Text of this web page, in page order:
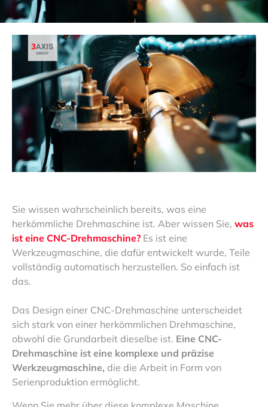
Sie wissen wahrscheinlich bereits, was eine
herkömmliche Drehmaschine ist. Aber wissen Sie, was
ist eine CNC-Drehmaschine? Es ist eine
Werkzeugmaschine, die dafür entwickelt wurde, Teile
vollständig automatisch herzustellen. So einfach ist
das.
Das Design einer CNC-Drehmaschine unterscheidet
sich stark von einer herkömmlichen Drehmaschine,
obwohl die Grundarbeit dieselbe ist. Eine CNC-
Drehmaschine ist eine komplexe und präzise
Werkzeugmaschine, die die Arbeit in Form von
Serienproduktion ermöglicht.